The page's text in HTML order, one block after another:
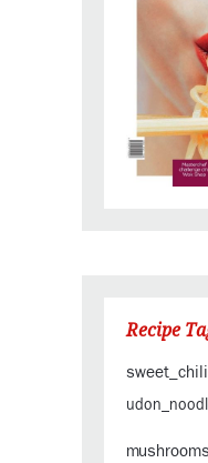
Recipe
sweet_chili
mushrooms